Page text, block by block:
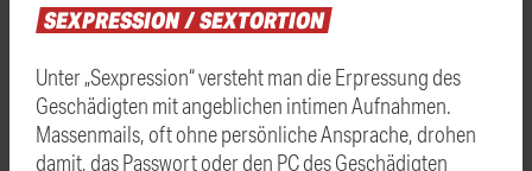
SEXPRESSION/SEXTORTION
Unter „Sexpression“ versteht man die Erpressung des
Geschädigten mit angeblichen intimen Aufnahmen.
Massenmails, oft ohne persönliche Ansprache, drohen
damit, das Passwort oder den PC des Geschädigten